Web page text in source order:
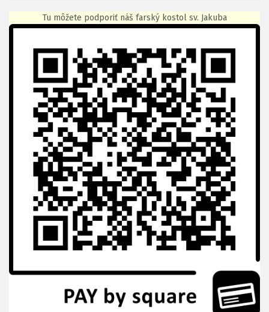
Tu môžete podporiť náš farský kostol sv. Jakuba